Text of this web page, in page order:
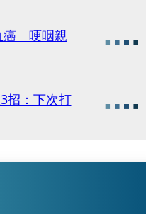
癌 哽咽親
招：下次打